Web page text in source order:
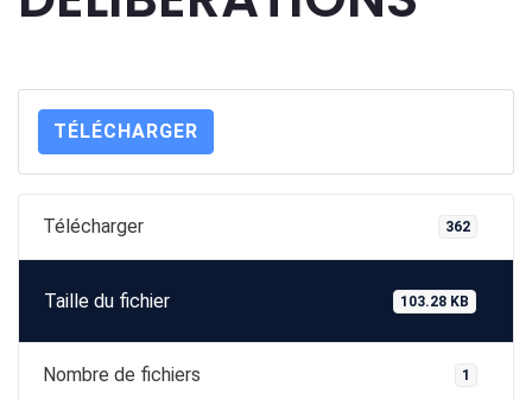
TÉLÉCHARGER
Télécharger 362
Taille du fichier 103.28 KB
Nombre de fichiers 1